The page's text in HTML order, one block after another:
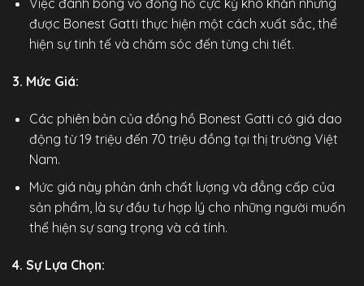
Việc đánh bóng vỏ đồng hồ cực kỳ khó khăn nhưng
được Bonest Gatti thực hiện một cách xuất sắc, thể
hiện sự tinh tế và chăm sóc đến từng chi tiết.
3. Mức Giá:
Các phiên bản của đồng hồ Bonest Gatti có giá dao
động từ 19 triệu đến 70 triệu đồng tại thị trường Việt
Nam.
Mức giá này phản ánh chất lượng và đẳng cấp của
sản phẩm, là sự đầu tư hợp lý cho những người muốn
thể hiện sự sang trọng và cá tính.
4. Sự Lựa Chọn: